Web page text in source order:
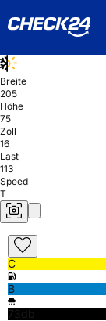
Breite
205
Höhe
75
Zoll
16
Last
113
Speed
T
C
B
73db